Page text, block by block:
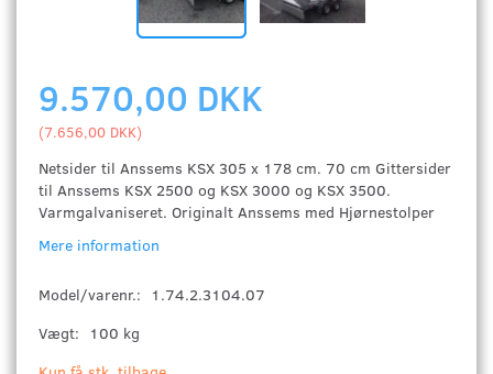
9.570,00 DKK
(7.656,00 DKK)
Netsider til Anssems KSX 305 x 178 cm. 70 cm Gittersider
til Anssems KSX 2500 og KSX 3000 og KSX 3500.
Varmgalvaniseret. Originalt Anssems med Hjørnestolper
Mere information
Model/varenr.:
1.74.2.3104.07
Vægt:
100 kg